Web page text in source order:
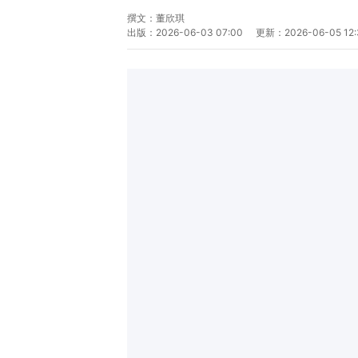
撰文： 董欣琪
出版： 2026-06-03 07:00 更新： 2026-06-05